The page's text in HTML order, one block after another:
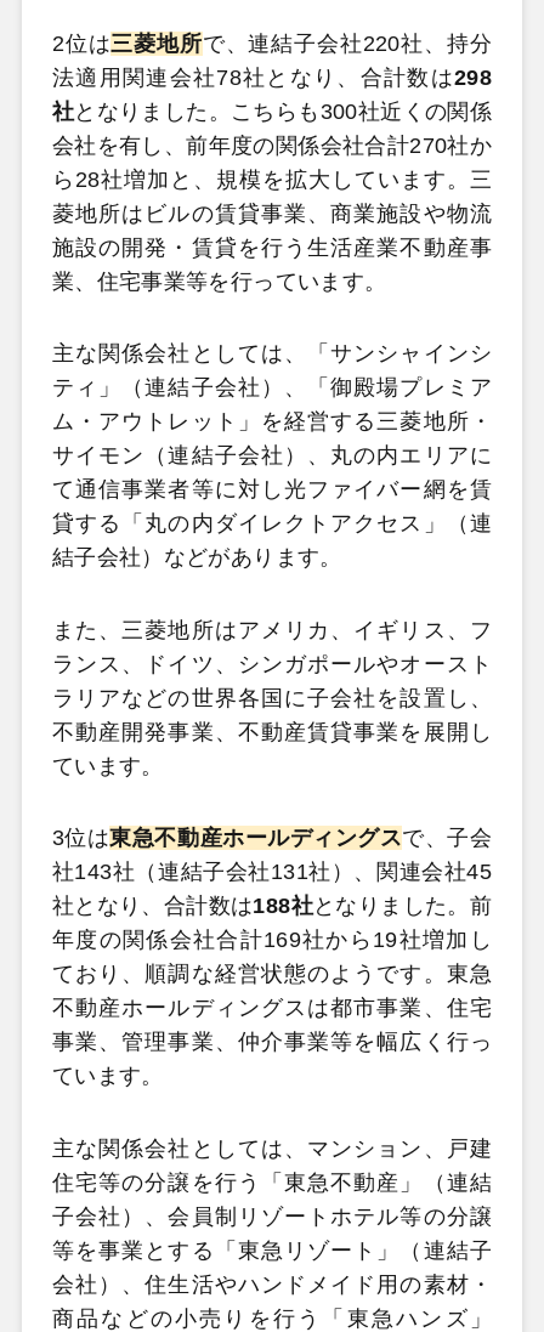
2位は三菱地所で、連結子会社220社、持分
法適用関連会社78社となり、合計数は298
社となりました。こちらも300社近くの関係
会社を有し、前年度の関係会社合計270社か
ら28社増加と、規模を拡大しています。三
菱地所はビルの賃貸事業、商業施設や物流
施設の開発・賃貸を行う生活産業不動産事
業、住宅事業等を行っています。
主な関係会社としては、「サンシャインシ
ティ」（連結子会社）、「御殿場プレミア
ム・アウトレット」を経営する三菱地所・
サイモン（連結子会社）、丸の内エリアに
て通信事業者等に対し光ファイバー網を賃
貸する「丸の内ダイレクトアクセス」（連
結子会社）などがあります。
また、三菱地所はアメリカ、イギリス、フ
ランス、ドイツ、シンガポールやオースト
ラリアなどの世界各国に子会社を設置し、
不動産開発事業、不動産賃貸事業を展開し
ています。
3位は東急不動産ホールディングスで、子会
社143社（連結子会社131社）、関連会社45
社となり、合計数は188社となりました。前
年度の関係会社合計169社から19社増加し
ており、順調な経営状態のようです。東急
不動産ホールディングスは都市事業、住宅
事業、管理事業、仲介事業等を幅広く行っ
ています。
主な関係会社としては、マンション、戸建
住宅等の分譲を行う「東急不動産」（連結
子会社）、会員制リゾートホテル等の分譲
等を事業とする「東急リゾート」（連結子
会社）、住生活やハンドメイド用の素材・
商品などの小売りを行う「東急ハンズ」